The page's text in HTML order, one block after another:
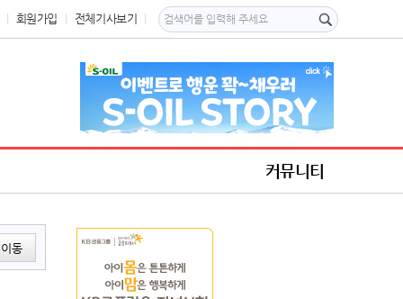
회원가입 전체기사보기
커뮤니티
이동